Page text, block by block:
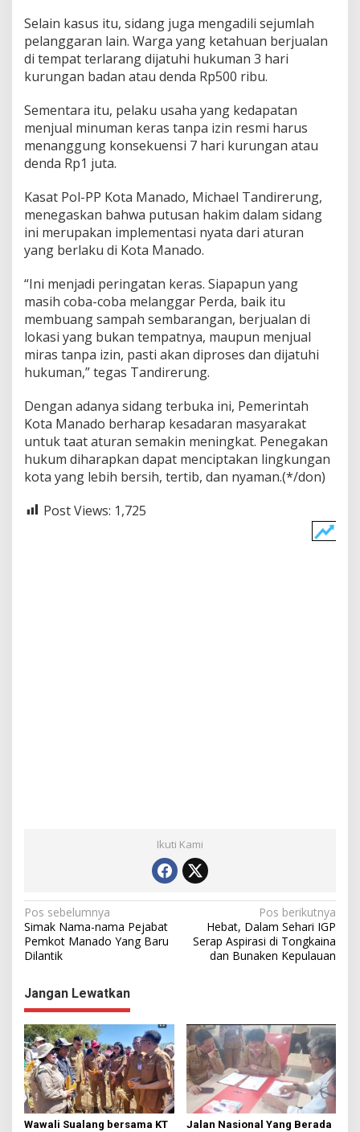
d
a
1
0
J
t
a
Selain kasus itu, sidang juga mengadili sejumlah
pelanggaran lain. Warga yang ketahuan berjualan
di tempat terlarang dijatuhi hukuman 3 hari
kurungan badan atau denda Rp500 ribu.
Sementara itu, pelaku usaha yang kedapatan
menjual minuman keras tanpa izin resmi harus
menanggung konsekuensi 7 hari kurungan atau
denda Rp1 juta.
Kasat Pol-PP Kota Manado, Michael Tandirerung,
menegaskan bahwa putusan hakim dalam sidang
ini merupakan implementasi nyata dari aturan
yang berlaku di Kota Manado.
“Ini menjadi peringatan keras. Siapapun yang
masih coba-coba melanggar Perda, baik itu
membuang sampah sembarangan, berjualan di
lokasi yang bukan tempatnya, maupun menjual
miras tanpa izin, pasti akan diproses dan dijatuhi
hukuman,” tegas Tandirerung.
Dengan adanya sidang terbuka ini, Pemerintah
Kota Manado berharap kesadaran masyarakat
untuk taat aturan semakin meningkat. Penegakan
hukum diharapkan dapat menciptakan lingkungan
kota yang lebih bersih, tertib, dan nyaman.(*/don)
Post Views: 1,725
Ikuti Kami
N
a
v
i
g
a
s
i
p
o
Pos sebelumnya
Simak Nama-nama Pejabat
Pemkot Manado Yang Baru
Dilantik
Pos berikutnya
Hebat, Dalam Sehari IGP
Serap Aspirasi di Tongkaina
dan Bunaken Kepulauan
Jangan Lewatkan
Wawali Sualang bersama KT Jalan Nasional Yang Berada